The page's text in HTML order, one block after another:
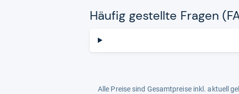
Häu­fig gestellte Fra­gen
Alle Preise sind Gesamtpreise inkl. aktuell